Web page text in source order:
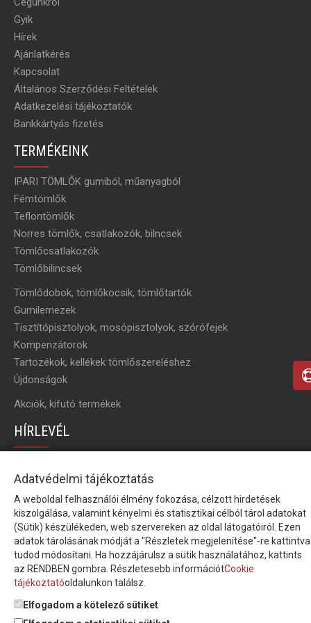
Gyik
Hírek
Ajánlatkérés
Kapcsolat
Általános Szerződési Feltételek
Adatkezelési tájékoztatók
Bankkártyás fizetés
TERMÉKEINK
IPARI TÖMLŐK gumiból, műanyagból
Fémtömlők
Teflontömlők
Norres tömlők, csatlakozók, bilncsek
Tömlőcsatlakozók
Tömlőbilincsek
Tömlődobok, tömlőkocsik, tömlőtartók
Gumilemezek
Tisztítópisztolyok, mosópisztolyok, szórófejek
Kompenzátorok
Tartozékok, kellékek tömlőszereléshez
Újdonságok
Akciók, kifutó termékek
HÍRLEVÉL
Feliratkozom a hírlevélre és nyilatkozom, hogy azadatkezelési
tájékoztatótelolvastam, megismertem és elfogadom.
© Copyright Triász-Tömlő Kft. | Minden jog fenntartva!
Adatvédelmi tájékoztatás
A weboldal felhasználói élmény fokozása, célzott hirdetések
kiszolgálása, valamint kényelmi és statisztikai célból tárol adatokat
(Sütik) készülékeden, web szervereken az oldal látogatóiról. Ezen
adatok tárolásának módját a "Részletek megjelenítése"-re kattintva
tudod módosítani. Ha hozzájárulsz a sütik használatához, kattints
az RENDBEN gombra. Részletesebb információtCookie
tájékoztatóoldalunkon találsz.
Elfogadom a kötelező sütiket